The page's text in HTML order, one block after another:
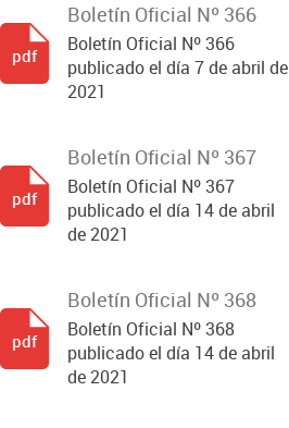
Boletín Oficial Nº 366
Boletín Oficial Nº 366
publicado el día 7 de abril de
2021
pdf
Boletín Oficial Nº 367
Boletín Oficial Nº 367
publicado el día 14 de abril
de 2021
pdf
Boletín Oficial Nº 368
Boletín Oficial Nº 368
publicado el día 14 de abril
de 2021
pdf